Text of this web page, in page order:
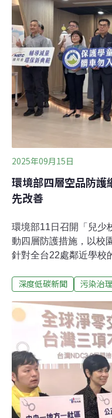
北分布到台南市新營區
則遍布全台，最高可
海拔擴散的趨勢。國家
及斑蚊哨兵監測系統」
團隊去年在雲林縣北港
斑蚊，並進一步展開重
雌蚊，顯示當地已出現
部氣候變遷署委托國家
2025年09月15日
環境部四層空品防護
先改善
環境部11日召開「兒少
動四層防護措施，以校
針對全台22處鄰近學校
環管署建置「校園通報
會透過新聞稿表示，肯
空污影響鄰近社區、校
全面公開「工業區空污
考美國加州在鄰近社區
（fenceline monitoring
速啟動《固定污染源有
管有害空污物。優先執
檢全台多處校園鄰近工
深度低碳新聞 污染治理